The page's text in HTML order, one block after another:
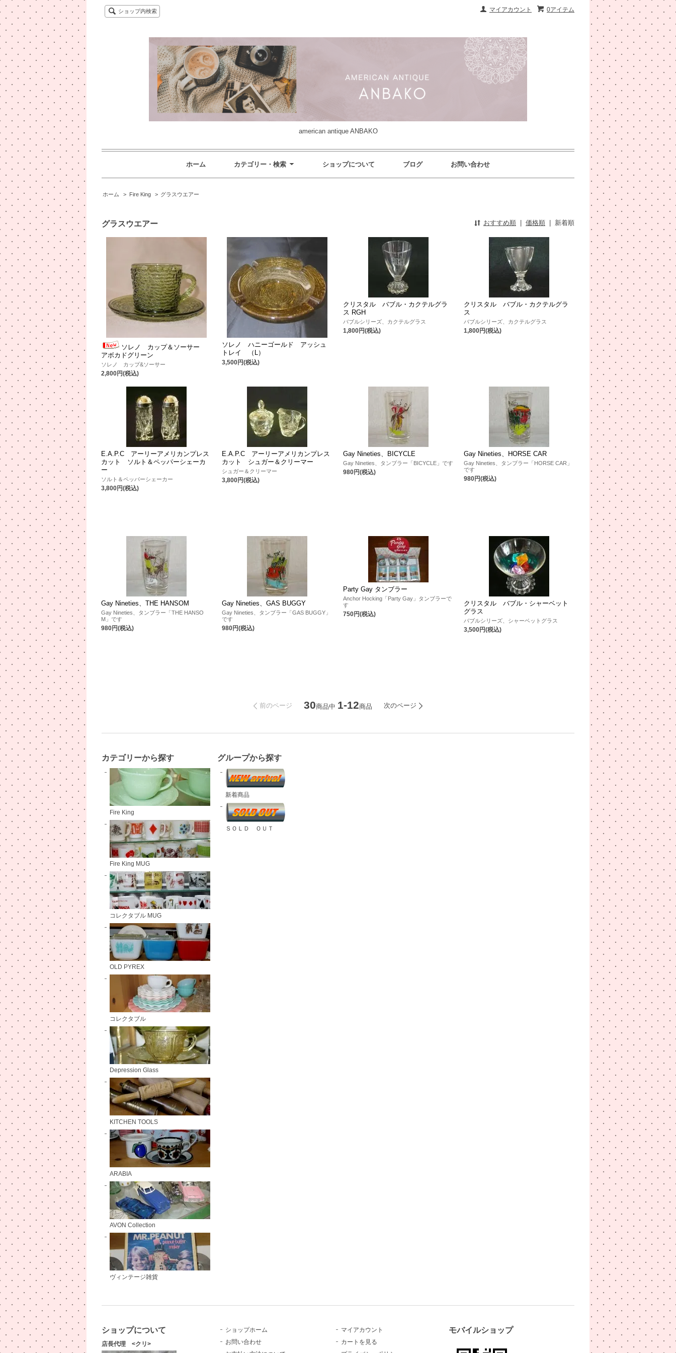
0アイテム
マイアカウント
ショップ内検索
american antique ANBAKO
ホーム カテゴリー・検索 ショップについて ブログ お問い合わせ
ホーム > Fire King > グラスウエアー
グラスウエアー おすすめ順 | 価格順 | 新着順
ソレノ カップ＆ソーサー
アボカドグリーン
ソレノ カップ&ソーサー
2,800円(税込)
ソレノ ハニーゴールド アッシュ
トレイ （L）
3,500円(税込)
クリスタル バブル・カクテルグラ
ス RGH
バブルシリーズ、カクテルグラス
1,800円(税込)
クリスタル バブル・カクテルグラ
ス
バブルシリーズ、カクテルグラス
1,800円(税込)
E.A.P.C アーリーアメリカンプレス
カット ソルト＆ペッパーシェーカ
ー
ソルト＆ペッパーシェーカー
3,800円(税込)
E.A.P.C アーリーアメリカンプレス
カット シュガー＆クリーマー
シュガー＆クリーマー
3,800円(税込)
Gay Nineties、BICYCLE
Gay Nineties、タンブラー「BICYCLE」です
980円(税込)
Gay Nineties、HORSE CAR
Gay Nineties、タンブラー「HORSE CAR」
です
980円(税込)
Gay Nineties、THE HANSOM
Gay Nineties、タンブラー「THE HANSO
M」です
980円(税込)
Gay Nineties、GAS BUGGY
Gay Nineties、タンブラー「GAS BUGGY」
です
980円(税込)
Party Gay タンブラー
Anchor Hocking「Party Gay」タンブラーで
す
750円(税込)
クリスタル バブル・シャーベット
グラス
バブルシリーズ、シャーベットグラス
3,500円(税込)
前のページ 30商品中 1-12商品 次のページ
カテゴリーから探す
Fire King
Fire King MUG
コレクタブル MUG
OLD PYREX
コレクタブル
Depression Glass
KITCHEN TOOLS
ARABIA
AVON Collection
ヴィンテージ雑貨
グループから探す
新着商品
ＳＯＬＤ ＯＵＴ
ショップについて
店長代理 <クリ>
ショップホーム
お問い合わせ
マイアカウント
カートを見る
モバイルショップ